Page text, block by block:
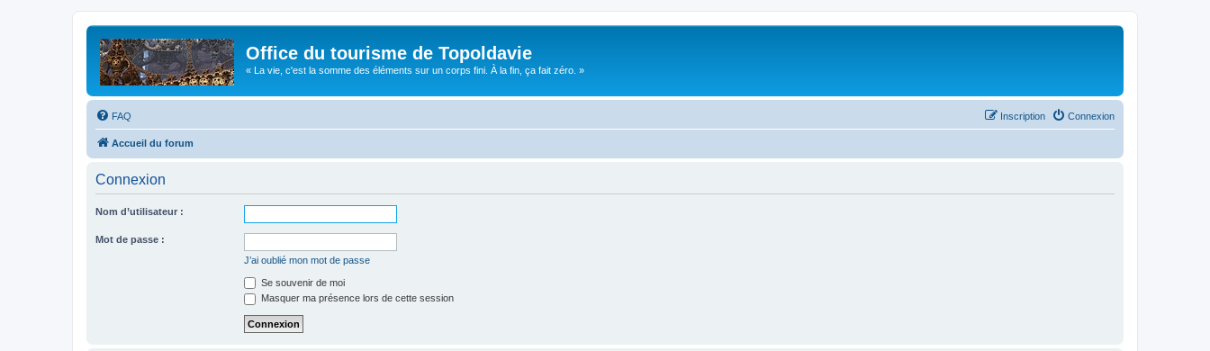
Office du tourisme de Topoldavie
« La vie, c'est la somme des éléments sur un corps fini. À la fin, ça fait zéro. »
FAQ Connexion
Inscription
Accueil du forum
Connexion
Nom d’utilisateur :
Mot de passe :
J’ai oublié mon mot de passe
Se souvenir de moi
Masquer ma présence lors de cette session